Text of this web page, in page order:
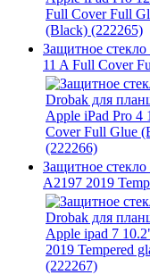
Защитное
11 A Full Cover
Защитное
A2197 2019